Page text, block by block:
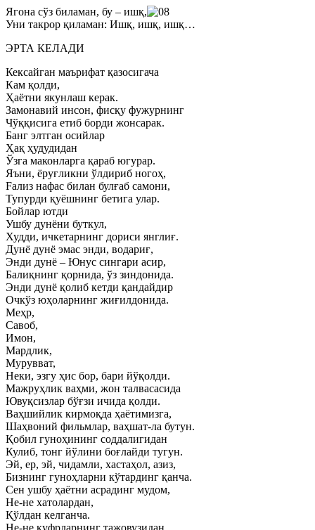
Ягона сўз биламан, бу – ишқ,
Уни такрор қиламан: Ишқ, ишқ, ишқ…
ЭРТА КЕЛАДИ
Кексайган маърифат қазосигача
Кам қолди,
Ҳаётни якунлаш керак.
Замонавий инсон, фисқу фужурнинг
Чўққисига етиб борди жонсарак.
Банг элтган осийлар
Ҳақ ҳудудидан
Ўзга маконларга қараб югурар.
Яъни, ёруғликни ўлдириб ногоҳ,
Fализ нафас билан булғаб самони,
Тупурди қуёшнинг бетига улар.
Бойлар ютди
Ушбу дунёни буткул,
Худди, ичкетарнинг дориси янглиғ.
Дунё дунё эмас энди, водариғ,
Энди дунё – Юнус сингари асир,
Балиқнинг қорнида, ўз зиндонида.
Энди дунё қолиб кетди қандайдир
Очкўз юҳоларнинг жиғилдонида.
Меҳр,
Савоб,
Имон,
Мардлик,
Мурувват,
Неки, эзгу ҳис бор, бари йўқолди.
Мажруҳлик ваҳми, жон талвасасида
Ювуқсизлар бўғзи ичида қолди.
Ваҳшийлик кирмоқда ҳаётимизга,
Шаҳвоний фильмлар, ваҳшат-ла бутун.
Қобил гуноҳининг соддалигидан
Кулиб, тонг йўлини боғлайди тугун.
Эй, ер, эй, чидамли, хастаҳол, азиз,
Бизнинг гуноҳларни кўтардинг қанча.
Сен ушбу ҳаётни асрадинг мудом,
Не-не хатолардан,
Қўлдан келганча.